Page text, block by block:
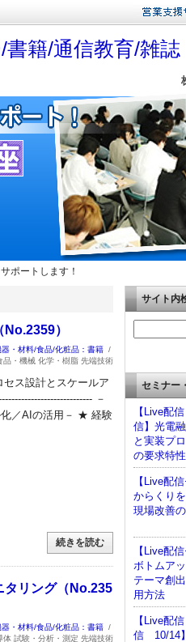
籍/通信教育/雑誌
ポートします！
）
・材料/食品/化粧品：書籍 /
品・機械 化学・樹脂 先端技術
セス設計とスケールア
－
化／AIの活用－ ★ 経験
続きを読む
タリング（No.235
・材料/食品/化粧品：書籍 /
体 試験・分析・測定 先端技術
サイト内
セミナー
【Live配
信】光電
と実装プ
の要求特性
【Live配
からくり
現場改善
【Live配
ボトムア
テーマ創
用方法
【Live配
信 10/14